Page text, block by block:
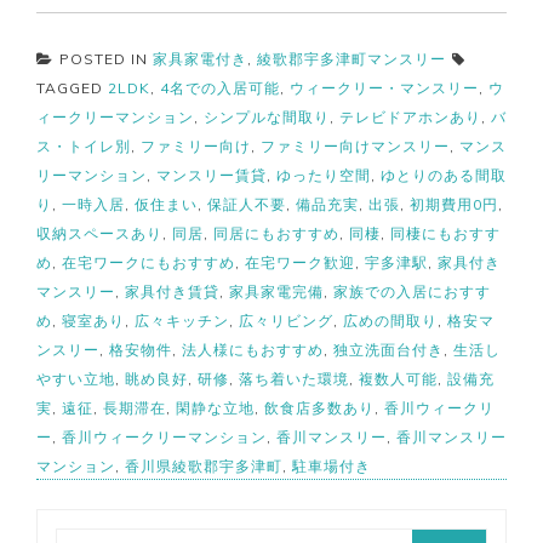
POSTED IN 家具家電付き , 綾歌郡宇多津町マンスリー
TAGGED 2LDK, 4名での入居可能, ウィークリー・マンスリー , ウ
ィークリーマンション , シンプルな間取り , テレビドアホンあり , バ
ス・トイレ別 , ファミリー向け , ファミリー向けマンスリー , マンス
リーマンション , マンスリー賃貸, ゆったり空間 , ゆとりのある間取
り , 一時入居, 仮住まい, 保証人不要, 備品充実, 出張, 初期費用0円 ,
収納スペースあり , 同居, 同居にもおすすめ , 同棲, 同棲にもおすす
め , 在宅ワークにもおすすめ , 在宅ワーク歓迎 , 宇多津駅 , 家具付き
マンスリー , 家具付き賃貸, 家具家電完備, 家族での入居におすす
め , 寝室あり , 広々キッチン , 広々リビング, 広めの間取り , 格安マ
ンスリー , 格安物件, 法人様にもおすすめ , 独立洗面台付き , 生活し
やすい立地, 眺め良好, 研修, 落ち着いた環境, 複数人可能, 設備充
実, 遠征 , 長期滞在, 閑静な立地, 飲食店多数あり , 香川ウィークリ
ー , 香川ウィークリーマンション , 香川マンスリー , 香川マンスリー
マンション , 香川県綾歌郡宇多津町,駐車場付き